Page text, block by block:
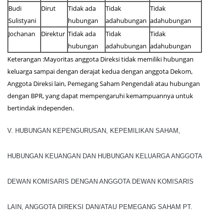
Budi
Sulistyani
Dirut
Tidak ada
hubungan
Tidak
adahubungan
Tidak
adahubungan
Jochanan
Direktur Tidak ada
hubungan
Tidak
adahubungan
Tidak
adahubungan
Keterangan :Mayoritas anggota Direksi tidak memiliki hubungan
keluarga sampai dengan derajat kedua dengan anggota Dekom,
Anggota Direksi lain, Pemegang Saham Pengendali atau hubungan
dengan BPR, yang dapat mempengaruhi kemampuannya untuk
bertindak independen.
V. HUBUNGAN KEPENGURUSAN, KEPEMILIKAN SAHAM,
HUBUNGAN KEUANGAN DAN HUBUNGAN KELUARGA ANGGOTA
DEWAN KOMISARIS DENGAN ANGGOTA DEWAN KOMISARIS
LAIN, ANGGOTA DIREKSI DAN/ATAU PEMEGANG SAHAM PT.